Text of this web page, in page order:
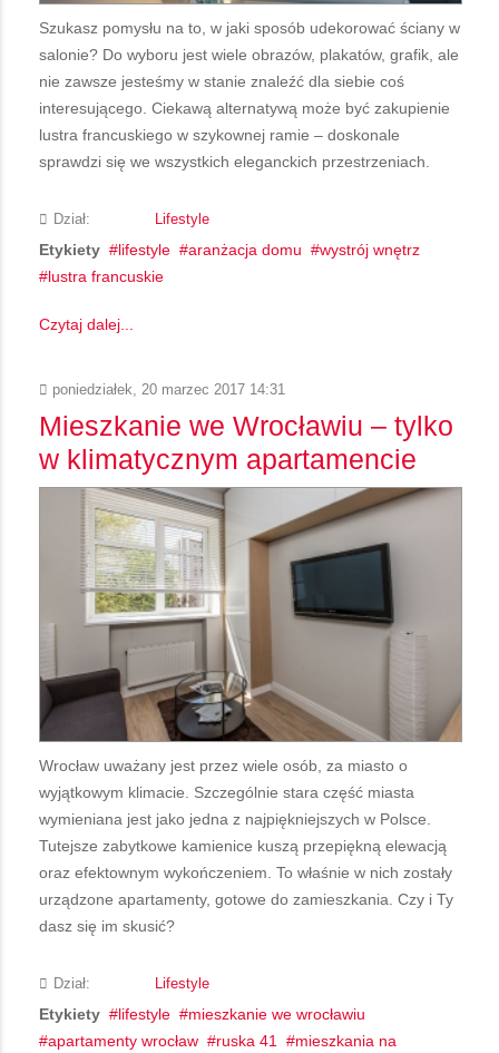
Szukasz pomysłu na to, w jaki sposób udekorować ściany w
salonie? Do wyboru jest wiele obrazów, plakatów, grafik, ale
nie zawsze jesteśmy w stanie znaleźć dla siebie coś
interesującego. Ciekawą alternatywą może być zakupienie
lustra francuskiego w szykownej ramie – doskonale
sprawdzi się we wszystkich eleganckich przestrzeniach.
Dział: Lifestyle
Etykiety lifestyle aranżacja domu
wystrój wnętrz
lustra francuskie
Czytaj dalej...
poniedziałek, 20 marzec 2017 14:31
Mieszkanie we Wrocławiu – tylko
w klimatycznym apartamencie
Wrocław uważany jest przez wiele osób, za miasto o
wyjątkowym klimacie. Szczególnie stara część miasta
wymieniana jest jako jedna z najpiękniejszych w Polsce.
Tutejsze zabytkowe kamienice kuszą przepiękną elewacją
oraz efektownym wykończeniem. To właśnie w nich zostały
urządzone apartamenty, gotowe do zamieszkania. Czy i Ty
dasz się im skusić?
Dział: Lifestyle
Etykiety lifestyle
mieszkanie we wrocławiu
apartamenty wrocław
ruska 41
mieszkania na